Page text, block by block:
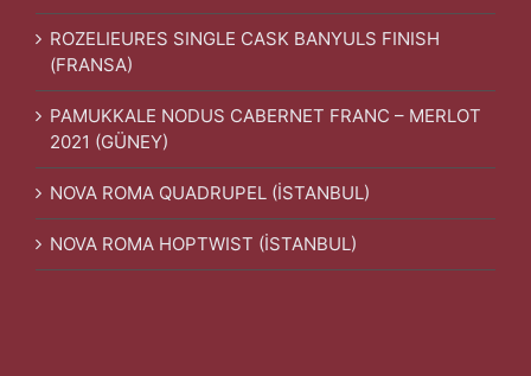
ROZELIEURES SINGLE CASK BANYULS FINISH
(FRANSA)
PAMUKKALE NODUS CABERNET FRANC – MERLOT
2021 (GÜNEY)
NOVA ROMA QUADRUPEL (İSTANBUL)
NOVA ROMA HOPTWIST (İSTANBUL)